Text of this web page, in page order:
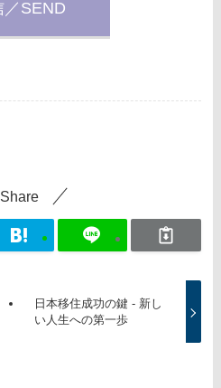
Share
日本移住成功の鍵 - 新し
い人生への第一歩